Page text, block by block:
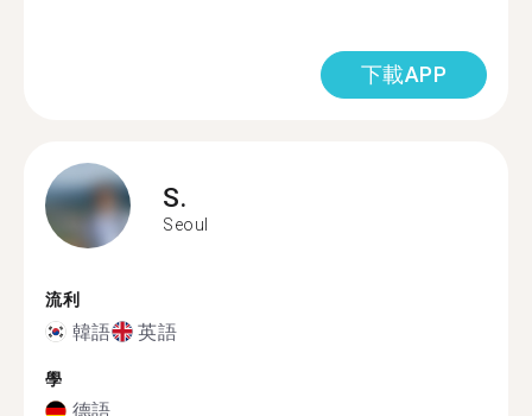
下載APP
S.
Seoul
流利
韓語 英語
學
德語